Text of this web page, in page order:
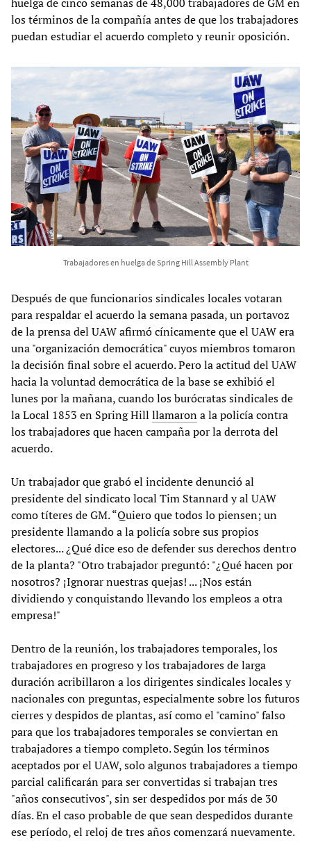
los términos de la compañía antes de que los trabajadores
puedan estudiar el acuerdo completo y reunir oposición.
Trabajadores en huelga de Spring Hill Assembly Plant
Después de que funcionarios sindicales locales votaran
para respaldar el acuerdo la semana pasada, un portavoz
de la prensa del UAW afirmó cínicamente que el UAW era
una "organización democrática" cuyos miembros tomaron
la decisión final sobre el acuerdo. Pero la actitud del UAW
hacia la voluntad democrática de la base se exhibió el
lunes por la mañana, cuando los burócratas sindicales de
la Local 1853 en Spring Hill llamarona la policía contra
los trabajadores que hacen campaña por la derrota del
acuerdo.
Un trabajador que grabó el incidente denunció al
presidente del sindicato local Tim Stannard y al UAW
como títeres de GM. “Quiero que todos lo piensen; un
presidente llamando a la policía sobre sus propios
electores... ¿Qué dice eso de defender sus derechos dentro
de la planta? "Otro trabajador preguntó: "¿Qué hacen por
nosotros? ¡Ignorar nuestras quejas! ... ¡Nos están
dividiendo y conquistando llevando los empleos a otra
empresa!"
Dentro de la reunión, los trabajadores temporales, los
trabajadores en progreso y los trabajadores de larga
duración acribillaron a los dirigentes sindicales locales y
nacionales con preguntas, especialmente sobre los futuros
cierres y despidos de plantas, así como el "camino" falso
para que los trabajadores temporales se conviertan en
trabajadores a tiempo completo. Según los términos
aceptados por el UAW, solo algunos trabajadores a tiempo
parcial calificarán para ser convertidas si trabajan tres
"años consecutivos", sin ser despedidos por más de 30
días. En el caso probable de que sean despedidos durante
ese período, el reloj de tres años comenzará nuevamente.